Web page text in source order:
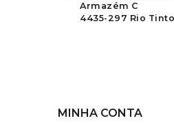
Armazém C
4435-297 Rio Tinto
MINHA CONTA